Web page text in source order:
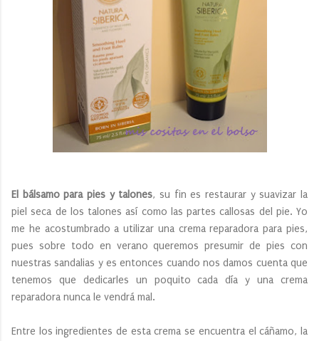
El bálsamo para pies y talones, su fin es restaurar y suavizar la
piel seca de los talones así como las partes callosas del pie. Yo
me he acostumbrado a utilizar una crema reparadora para pies,
pues sobre todo en verano queremos presumir de pies con
nuestras sandalias y es entonces cuando nos damos cuenta que
tenemos que dedicarles un poquito cada día y una crema
reparadora nunca le vendrá mal.
Entre los ingredientes de esta crema se encuentra el cáñamo, la